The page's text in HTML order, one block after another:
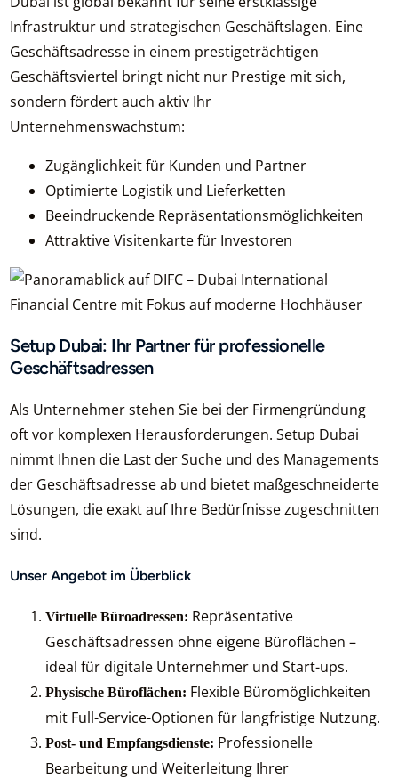
Infrastruktur und strategischen Geschäftslagen. Eine
Geschäftsadresse in einem prestigeträchtigen
Geschäftsviertel bringt nicht nur Prestige mit sich,
sondern fördert auch aktiv Ihr
Unternehmenswachstum:
Zugänglichkeit für Kunden und Partner
Optimierte Logistik und Lieferketten
Beeindruckende Repräsentationsmöglichkeiten
Attraktive Visitenkarte für Investoren
Setup Dubai: Ihr Partner für professionelle
Geschäftsadressen
Als Unternehmer stehen Sie bei der Firmengründung
oft vor komplexen Herausforderungen. Setup Dubai
nimmt Ihnen die Last der Suche und des Managements
der Geschäftsadresse ab und bietet maßgeschneiderte
Lösungen, die exakt auf Ihre Bedürfnisse zugeschnitten
sind.
Unser Angebot im Überblick
Virtuelle Büroadressen: Repräsentative
Geschäftsadressen ohne eigene Büroflächen –
ideal für digitale Unternehmer und Start-ups.
Physische Büroflächen: Flexible Büromöglichkeiten
mit Full-Service-Optionen für langfristige Nutzung.
Post- und Empfangsdienste: Professionelle
Bearbeitung und Weiterleitung Ihrer